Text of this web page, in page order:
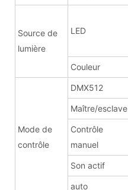
Source de
lumière
LED
Couleur
Mode de
contrôle
DMX512
Maître/esclave
Contrôle
manuel
Son actif
auto